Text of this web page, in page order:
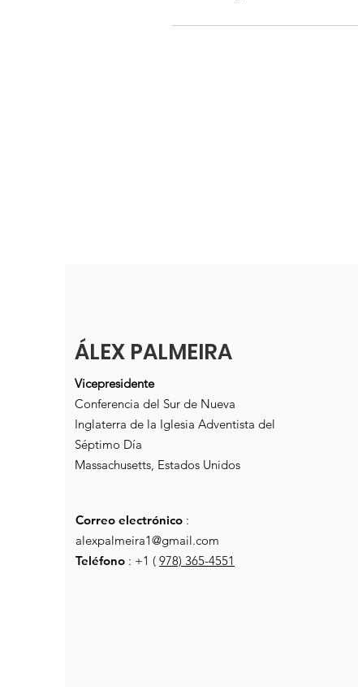
ÁLEX PALMEIRA
Vicepresidente
Conferencia del Sur de Nueva
Inglaterra de la Iglesia Adventista del
Séptimo Día
Massachusetts, Estados Unidos
Correo electrónico :
alexpalmeira1@gmail.com
Teléfono : +1 ( 978) 365-4551